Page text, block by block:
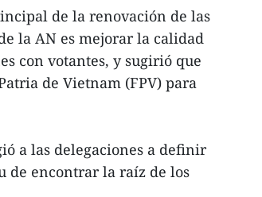
de la renovación de las
la AN es mejorar la calidad
con votantes, y sugirió que
de Vietnam (FPV) para
a las delegaciones a definir
de encontrar la raíz de los